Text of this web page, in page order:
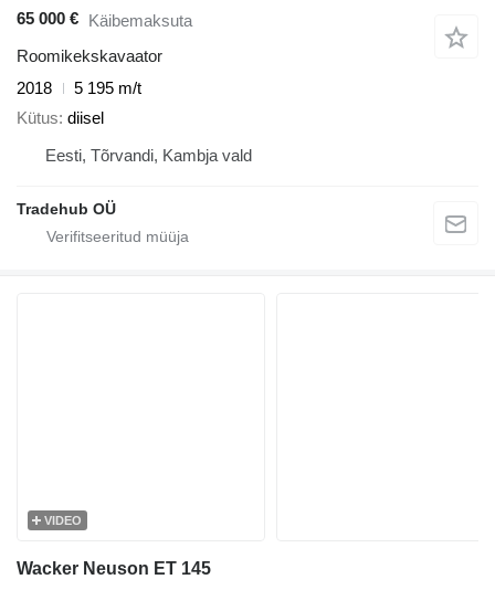
65 000 € Käibemaksuta
Roomikekskavaator
2018
5 195 m/t
Kütus diisel
Eesti, Tõrvandi, Kambja vald
Tradehub OÜ
VIDEO
Wacker Neuson ET 145